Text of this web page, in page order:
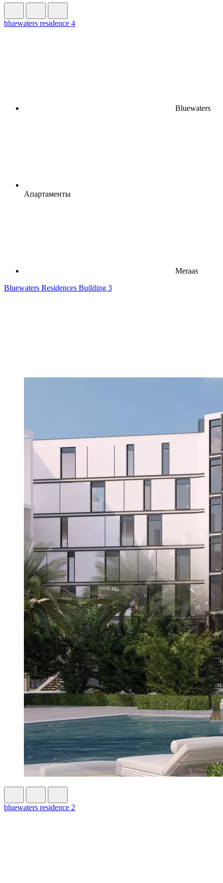
bluewaters residence 4
Bluewaters
Апартаменты
Meraas
Bluewaters Residences Building 3
bluewaters residence 2